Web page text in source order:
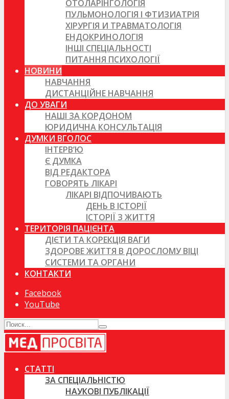
ОТОЛАРІНГОЛОГІЯ
ПУЛЬМОНОЛОГІЯ І ФТИЗИАТРІЯ
ХІРУРГІЯ И ТРАВМАТОЛОГІЯ
ЕНДОКРИНОЛОГІЯ
ІНШІ СПЕЦІАЛЬНОСТІ
ПИТАННЯ ПСИХОЛОГІЇ
НОВИНИ
НАВЧАННЯ
ДИСТАНЦІЙНЕ НАВЧАННЯ
ДО УВАГИ
НАШІ ЗА КОРДОНОМ
ЮРИДИЧНА КОНСУЛЬТАЦІЯ
ДУМКИ ВГОЛОС
ІНТЕРВ’Ю
Є ДУМКА
ВІД РЕДАКТОРА
ГОВОРЯТЬ ЛІКАРІ
ЛІКАРІ ВІДПОЧИВАЮТЬ
ДЕНЬ В ІСТОРІЇ
ІСТОРІЇ З ЖИТТЯ
ТЕРИТОРІЯ ПАЦІЄНТА
ДІЄТИ ТА КОРЕКЦІЯ ВАГИ
ЗДОРОВЕ ЖИТТЯ В ДОРОСЛОМУ ВІЦІ
СИСТЕМИ ТА ОРГАНИ
КОНТАКТИ
Facebook
YouTube
СТАТТІ
ЗА СПЕЦІАЛЬНІСТЮ
НАУКОВІ ПУБЛІКАЦІЇ